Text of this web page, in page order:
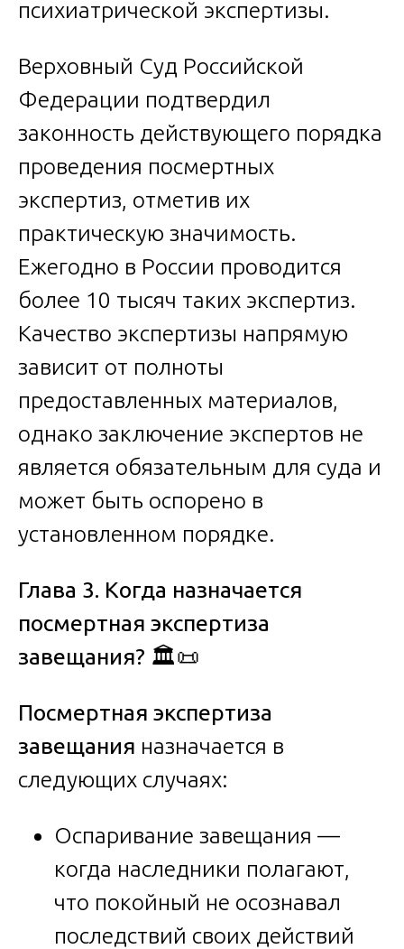
психиатрической экспертизы.
Верховный Суд Российской
Федерации подтвердил
законность действующего порядка
проведения посмертных
экспертиз, отметив их
практическую значимость.
Ежегодно в России проводится
более 10 тысяч таких экспертиз.
Качество экспертизы напрямую
зависит от полноты
предоставленных материалов,
однако заключение экспертов не
является обязательным для суда и
может быть оспорено в
установленном порядке.
Глава 3. Когда назначается
посмертная экспертиза
завещания? 🏛️📜
Посмертная экспертиза
завещания назначается в
следующих случаях:
Оспаривание завещания —
когда наследники полагают,
что покойный не осознавал
последствий своих действий